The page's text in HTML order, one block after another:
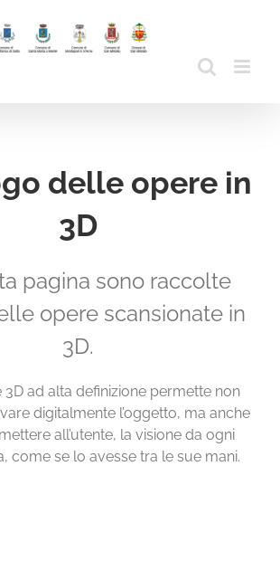
delle opere in
3D
pagina sono raccolte
opere scansionate in
3D.
3D ad alta definizione permette non
digitalmente l’oggetto, ma anche
all’utente, la visione da ogni
come se lo avesse tra le sue mani.